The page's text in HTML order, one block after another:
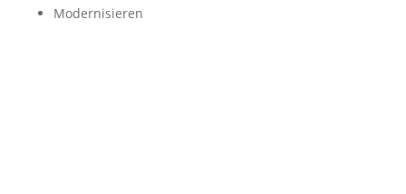
Modernisieren